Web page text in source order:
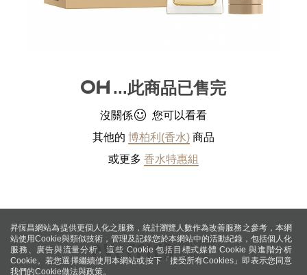
...此商品已售完
沒關係
您可以看看
其他的 博柏利(香水) 商品
或更多 香水特惠組
昇恆昌網站為提供更個人化之服務，統計瀏覽人數作為改善服務之參考，本網
站使用Cookie與類似技術，管理及記錄您於本網站中的活動紀錄，包括個人化
服務、廣告與流量分析。這些 Cookie 包括目標式媒體 Cookie 與進階分析
Cookie。若您選擇繼續使用本網站或按下「接受所有Cookies」即表示您同意
我們的Cookie做法與政策。